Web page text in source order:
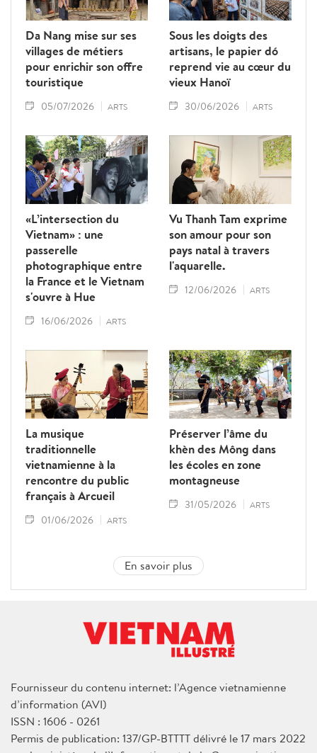
Da Nang mise sur ses
villages de métiers
pour enrichir son offre
touristique
05/07/2026 ARTS
Sous les doigts des
artisans, le papier dó
reprend vie au cœur du
vieux Hanoï
30/06/2026 ARTS
«L’intersection du
Vietnam» : une
passerelle
photographique entre
la France et le Vietnam
s'ouvre à Hue
16/06/2026 ARTS
Vu Thanh Tam exprime
son amour pour son
pays natal à travers
l'aquarelle.
12/06/2026 ARTS
La musique
traditionnelle
vietnamienne à la
rencontre du public
français à Arcueil
01/06/2026 ARTS
Préserver l’âme du
khèn des Mông dans
les écoles en zone
montagneuse
31/05/2026 ARTS
En savoir plus
Fournisseur du contenu internet: l’Agence vietnamienne
d’information (AVI)
ISSN : 1606 - 0261
Permis de publication: 137/GP-BTTTT délivré le 17 mars 2022